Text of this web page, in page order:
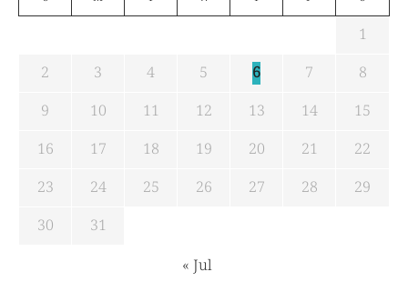
1
2
3 4 5 6 7
8
9
10 11 12 13 14
15
16
17 18 19 20 21
22
23
24 25 26 27 28
29
30
31
« Jul